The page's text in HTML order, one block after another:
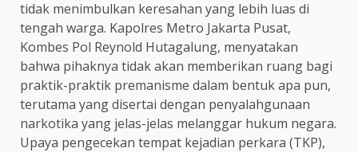
tidak menimbulkan keresahan yang lebih luas di
tengah warga. Kapolres Metro Jakarta Pusat,
Kombes Pol Reynold Hutagalung, menyatakan
bahwa pihaknya tidak akan memberikan ruang bagi
praktik-praktik premanisme dalam bentuk apa pun,
terutama yang disertai dengan penyalahgunaan
narkotika yang jelas-jelas melanggar hukum negara.
Upaya pengecekan tempat kejadian perkara (TKP),